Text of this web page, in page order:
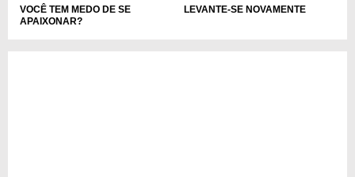
VOCÊ TEM MEDO DE SE
APAIXONAR?
LEVANTE-SE NOVAMENTE